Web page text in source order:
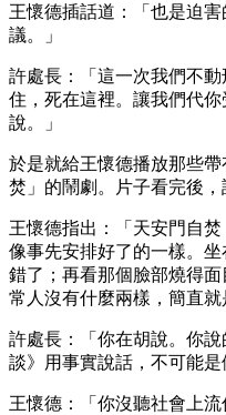
王懷德插話道：「也是迫
議。」
許處長：「這一次我們不
住，死在這裡。讓我們代
說。」
於是就給王懷德播放那些
焚」的鬧劇。片子看完後，
王懷德指出：「天安門自
像事先安排好了的一樣。
錯了；再看那個臉部燒得
常人沒有什麼兩樣，簡直就
許處長：「你在胡說。你
談》用事實說話，不可能是
王懷德：「你沒聽社會上